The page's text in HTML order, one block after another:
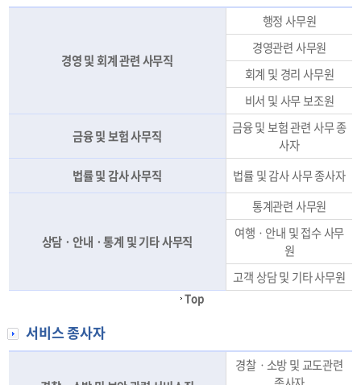
경영 및 회계 관련 사무직
행정 사무원
경영관련 사무원
회계 및 경리 사무원
비서 및 사무 보조원
금융 및 보험 사무직
금융 및 보험 관련 사무 종
사자
법률 및 감사 사무직
법률 및 감사 사무 종사자
상담ㆍ안내ㆍ통계 및 기타 사무직
통계관련 사무원
여행ㆍ안내 및 접수 사무
원
고객 상담 및 기타 사무원
Top
서비스 종사자
경찰ㆍ소방 및 교도관련